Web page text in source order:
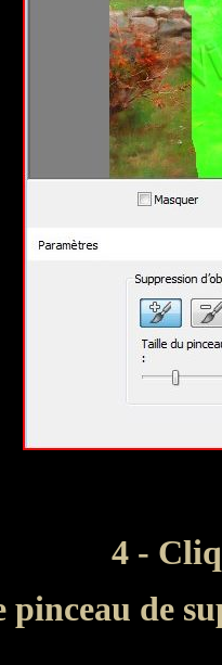
4-
pinceau de